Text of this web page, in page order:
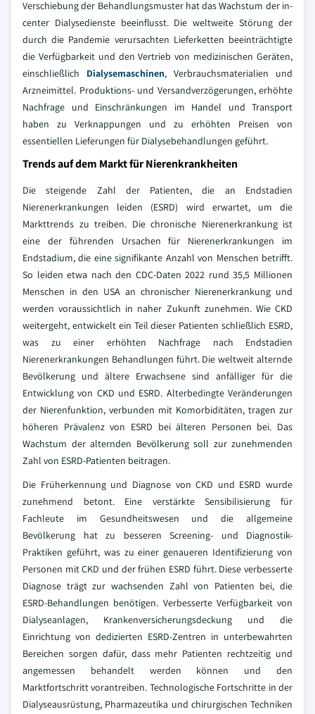
Verschiebung der Behandlungsmuster hat das Wachstum der in-
center Dialysedienste beeinflusst. Die weltweite Störung der
durch die Pandemie verursachten Lieferketten beeinträchtigte
die Verfügbarkeit und den Vertrieb von medizinischen Geräten,
einschließlich Dialysemaschinen, Verbrauchsmaterialien und
Arzneimittel. Produktions- und Versandverzögerungen, erhöhte
Nachfrage und Einschränkungen im Handel und Transport
haben zu Verknappungen und zu erhöhten Preisen von
essentiellen Lieferungen für Dialysebehandlungen geführt.
Trends auf dem Markt für Nierenkrankheiten
Die steigende Zahl der Patienten, die an Endstadien
Nierenerkrankungen leiden (ESRD) wird erwartet, um die
Markttrends zu treiben. Die chronische Nierenerkrankung ist
eine der führenden Ursachen für Nierenerkrankungen im
Endstadium, die eine signifikante Anzahl von Menschen betrifft.
So leiden etwa nach den CDC-Daten 2022 rund 35,5 Millionen
Menschen in den USA an chronischer Nierenerkrankung und
werden voraussichtlich in naher Zukunft zunehmen. Wie CKD
weitergeht, entwickelt ein Teil dieser Patienten schließlich ESRD,
was zu einer erhöhten Nachfrage nach Endstadien
Nierenerkrankungen Behandlungen führt. Die weltweit alternde
Bevölkerung und ältere Erwachsene sind anfälliger für die
Entwicklung von CKD und ESRD. Alterbedingte Veränderungen
der Nierenfunktion, verbunden mit Komorbiditäten, tragen zur
höheren Prävalenz von ESRD bei älteren Personen bei. Das
Wachstum der alternden Bevölkerung soll zur zunehmenden
Zahl von ESRD-Patienten beitragen.
Die Früherkennung und Diagnose von CKD und ESRD wurde
zunehmend betont. Eine verstärkte Sensibilisierung für
Fachleute im Gesundheitswesen und die allgemeine
Bevölkerung hat zu besseren Screening- und Diagnostik-
Praktiken geführt, was zu einer genaueren Identifizierung von
Personen mit CKD und der frühen ESRD führt. Diese verbesserte
Diagnose trägt zur wachsenden Zahl von Patienten bei, die
ESRD-Behandlungen benötigen. Verbesserte Verfügbarkeit von
Dialyseanlagen, Krankenversicherungsdeckung und die
Einrichtung von dedizierten ESRD-Zentren in unterbewahrten
Bereichen sorgen dafür, dass mehr Patienten rechtzeitig und
angemessen behandelt werden können und den
Marktfortschritt vorantreiben. Technologische Fortschritte in der
Dialyseausrüstung, Pharmazeutika und chirurgischen Techniken